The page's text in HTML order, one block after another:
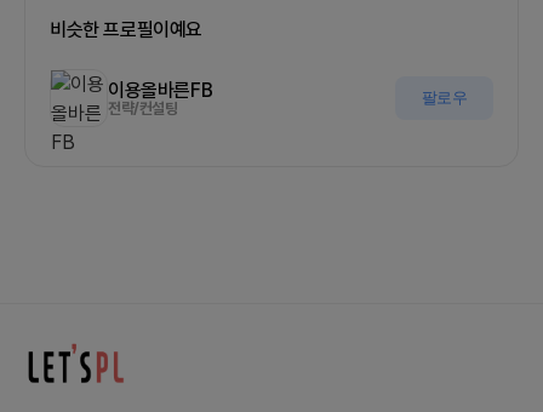
비슷한 프로필이예요
이용올바른FB
전략/컨설팅
팔로우